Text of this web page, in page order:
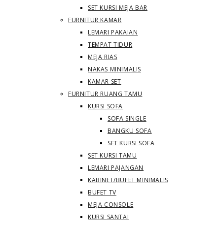
SET KURSI MEJA BAR
FURNITUR KAMAR
LEMARI PAKAIAN
TEMPAT TIDUR
MEJA RIAS
NAKAS MINIMALIS
KAMAR SET
FURNITUR RUANG TAMU
KURSI SOFA
SOFA SINGLE
BANGKU SOFA
SET KURSI SOFA
SET KURSI TAMU
LEMARI PAJANGAN
KABINET/BUFET MINIMALIS
BUFET TV
MEJA CONSOLE
KURSI SANTAI